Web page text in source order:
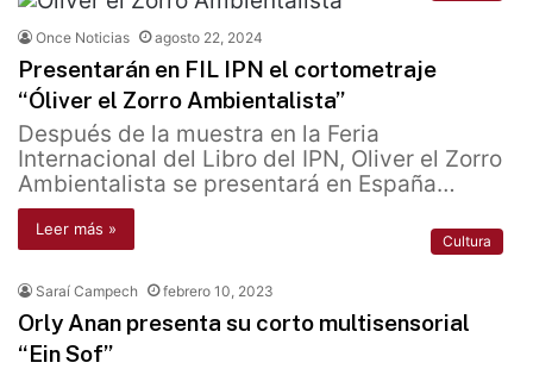
Once Noticias agosto 22, 2024
Presentarán en FIL IPN el cortometraje
“Óliver el Zorro Ambientalista”
Después de la muestra en la Feria
Internacional del Libro del IPN, Oliver el Zorro
Ambientalista se presentará en España…
Leer más »
Cultura
Saraí Campech febrero 10, 2023
Orly Anan presenta su corto multisensorial
“Ein Sof”